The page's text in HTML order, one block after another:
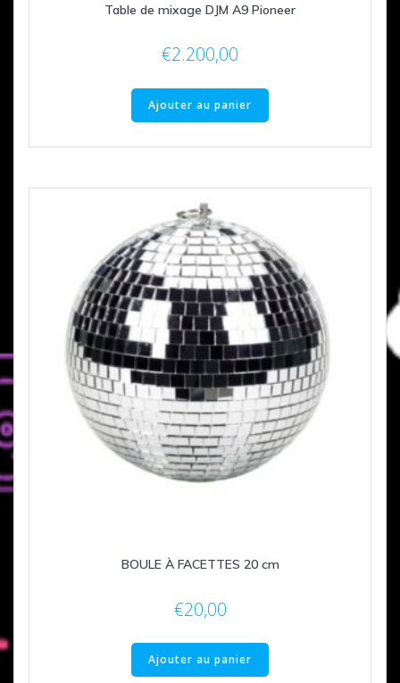
Table de mixage DJM A9 Pioneer
€2.200,00
Ajouter au panier
BOULE À FACETTES 20 cm
€20,00
Ajouter au panier